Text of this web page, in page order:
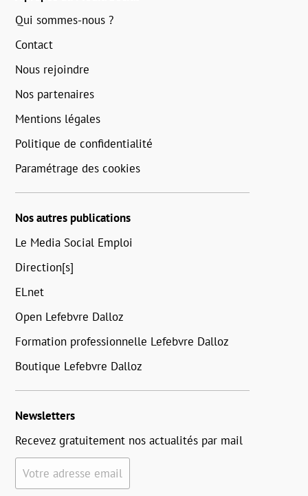
Qui sommes-nous ?
Contact
Nous rejoindre
Nos partenaires
Mentions légales
Politique de confidentialité
Paramétrage des cookies
Nos autres publications
Le Media Social Emploi
Direction[s]
ELnet
Open Lefebvre Dalloz
Formation professionnelle Lefebvre Dalloz
Boutique Lefebvre Dalloz
Newsletters
Recevez gratuitement nos actualités par mail
Votre adresse email